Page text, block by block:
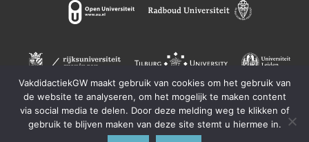
VakdidactiekGW maakt gebruik van cookies om het gebruik van
de website te analyseren, om het mogelijk te maken content
via social media te delen. Door deze melding weg te klikken of
gebruik te blijven maken van deze site stemt u hiermee in.